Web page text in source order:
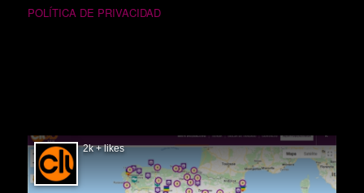
POLÍTICA DE PRIVACIDAD
2k + likes